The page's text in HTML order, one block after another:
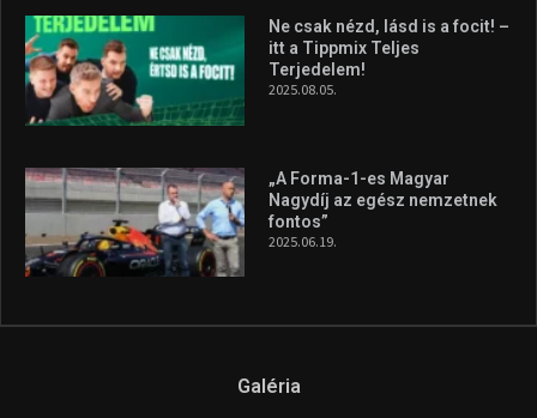
Ne csak nézd, lásd is a focit! –
itt a Tippmix Teljes
Terjedelem!
2025.08.05.
„A Forma-1-es Magyar
Nagydíj az egész nemzetnek
fontos”
2025.06.19.
Galéria